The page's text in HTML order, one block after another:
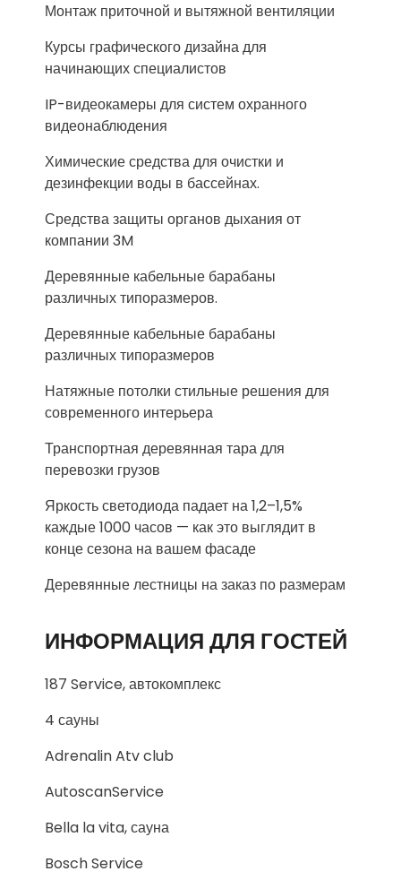
Монтаж приточной и вытяжной вентиляции
Курсы графического дизайна для
начинающих специалистов
IP-видеокамеры для систем охранного
видеонаблюдения
Химические средства для очистки и
дезинфекции воды в бассейнах.
Средства защиты органов дыхания от
компании 3M
Деревянные кабельные барабаны
различных типоразмеров.
Деревянные кабельные барабаны
различных типоразмеров
Натяжные потолки стильные решения для
современного интерьера
Транспортная деревянная тара для
перевозки грузов
Яркость светодиода падает на 1,2–1,5%
каждые 1000 часов — как это выглядит в
конце сезона на вашем фасаде
Деревянные лестницы на заказ по размерам
ИНФОРМАЦИЯ ДЛЯ ГОСТЕЙ
187 Service, автокомплекс
4 сауны
Adrenalin Atv club
AutoscanService
Bella la vita, сауна
Bosch Service